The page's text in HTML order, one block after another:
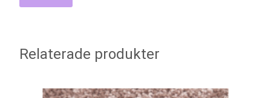
Relaterade produkter